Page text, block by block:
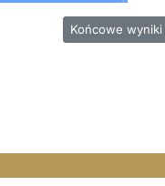
Następna
Końcowe